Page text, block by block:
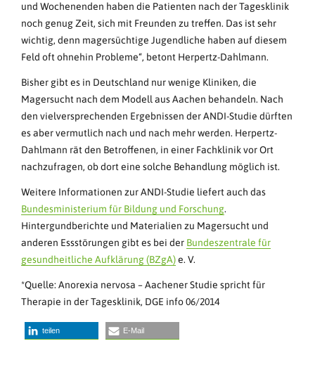
und Wochenenden haben die Patienten nach der Tagesklinik
noch genug Zeit, sich mit Freunden zu treffen. Das ist sehr
wichtig, denn magersüchtige Jugendliche haben auf diesem
Feld oft ohnehin Probleme“, betont Herpertz-Dahlmann.
Bisher gibt es in Deutschland nur wenige Kliniken, die
Magersucht nach dem Modell aus Aachen behandeln. Nach
den vielversprechenden Ergebnissen der ANDI-Studie dürften
es aber vermutlich nach und nach mehr werden. Herpertz-
Dahlmann rät den Betroffenen, in einer Fachklinik vor Ort
nachzufragen, ob dort eine solche Behandlung möglich ist.
Weitere Informationen zur ANDI-Studie liefert auch das
Bundesministerium für Bildung und Forschung.
Hintergundberichte und Materialien zu Magersucht und
anderen Essstörungen gibt es bei der Bundeszentrale für
gesundheitliche Aufklärung (BZgA)e. V.
*Quelle: Anorexia nervosa – Aachener Studie spricht für
Therapie in der Tagesklinik, DGE info 06/2014
teilen E-Mail